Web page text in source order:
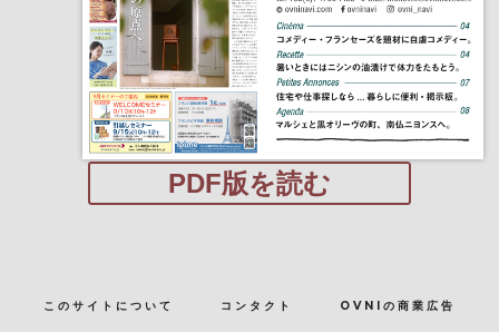
PDF版を読む
このサイトについて コンタクト OVNIの商業広告